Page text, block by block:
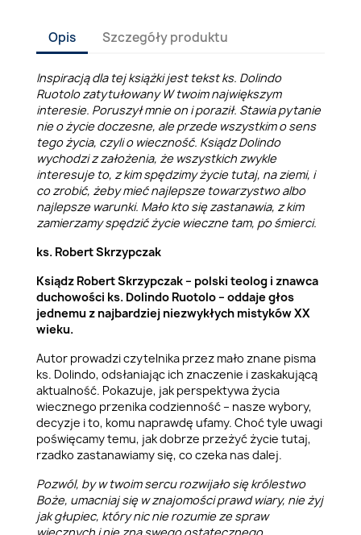
Opis Szczegóły produktu
Inspiracją dla tej książki jest tekst ks. Dolindo
Ruotolo zatytułowany W twoim największym
interesie. Poruszył mnie on i poraził. Stawia pytanie
nie o życie doczesne, ale przede wszystkim o sens
tego życia, czyli o wieczność. Ksiądz Dolindo
wychodzi z założenia, że wszystkich zwykle
interesuje to, z kim spędzimy życie tutaj, na ziemi, i
co zrobić, żeby mieć najlepsze towarzystwo albo
najlepsze warunki. Mało kto się zastanawia, z kim
zamierzamy spędzić życie wieczne tam, po śmierci.
ks. Robert Skrzypczak
Ksiądz Robert Skrzypczak – polski teolog i znawca
duchowości ks. Dolindo Ruotolo – oddaje głos
jednemu z najbardziej niezwykłych mistyków XX
wieku.
Autor prowadzi czytelnika przez mało znane pisma
ks. Dolindo, odsłaniając ich znaczenie i zaskakującą
aktualność. Pokazuje, jak perspektywa życia
wiecznego przenika codzienność – nasze wybory,
decyzje i to, komu naprawdę ufamy. Choć tyle uwagi
poświęcamy temu, jak dobrze przeżyć życie tutaj,
rzadko zastanawiamy się, co czeka nas dalej.
Pozwól, by w twoim sercu rozwijało się królestwo
Boże, umacniaj się w znajomości prawd wiary, nie żyj
jak głupiec, który nic nie rozumie ze spraw